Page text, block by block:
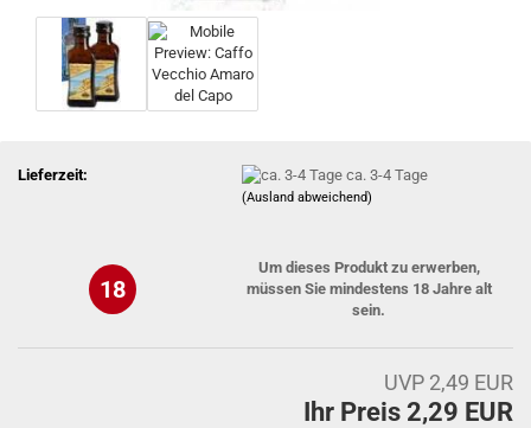
Lieferzeit: ca. 3-4 Tage
(Ausland abweichend)
18
Um dieses Produkt zu erwerben,
müssen Sie mindestens 18 Jahre alt
sein.
UVP 2,49 EUR
Ihr Preis 2,29 EUR